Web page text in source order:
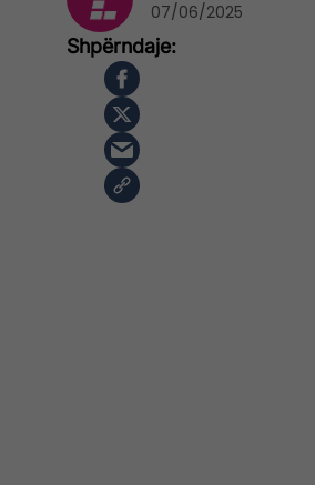
07/06/2025